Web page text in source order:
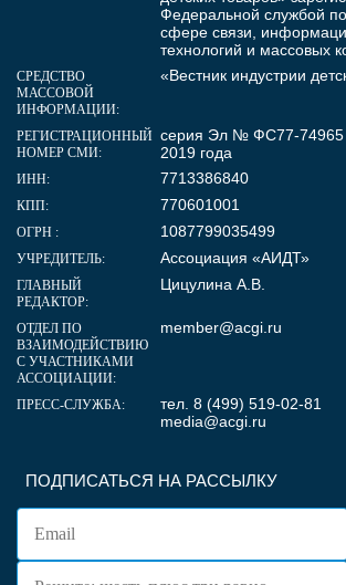
ПОДПИСАТЬСЯ НА РАССЫЛКУ
Федеральной службой
сфере связи,
технологий и массовых
СРЕДСТВО
МАССОВОЙ
ИНФОРМАЦИИ:
«Вестник индустрии
РЕГИСТРАЦИОННЫЙ
НОМЕР СМИ:
серия Эл № ФС77-74965
2019 года
ИНН: 7713386840
КПП: 770601001
ОГРН : 1087799035499
УЧРЕДИТЕЛЬ: Ассоциация «АИДТ»
ГЛАВНЫЙ
РЕДАКТОР:
Цицулина А.В.
ОТДЕЛ ПО
ВЗАИМОДЕЙСТВИЮ
С УЧАСТНИКАМИ
АССОЦИАЦИИ:
member@acgi.ru
ПРЕСС-СЛУЖБА:
тел. 8 (499) 519-02-81
media@acgi.ru